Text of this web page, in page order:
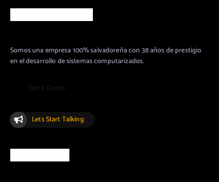
Somos una empresa 100% salvadoreña con 38 años de prestigio
en el desarrollo de sistemas computarizados.
Get a Quote
Lets Start Talking